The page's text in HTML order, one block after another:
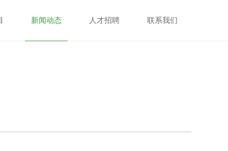
新闻动态 人才招聘 联系我们